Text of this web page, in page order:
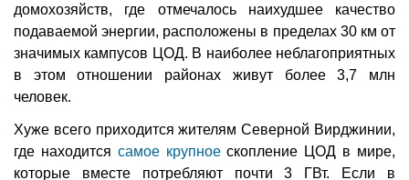
домохозяйств, где отмечалось наихудшее качество
подаваемой энергии, расположены в пределах 30 км от
значимых кампусов ЦОД. В наиболее неблагоприятных
в этом отношении районах живут более 3,7 млн
человек.
Хуже всего приходится жителям Северной Вирджинии,
где находится самое крупноескопление ЦОД в мире,
которые вместе потребляют почти 3 ГВт. Если в